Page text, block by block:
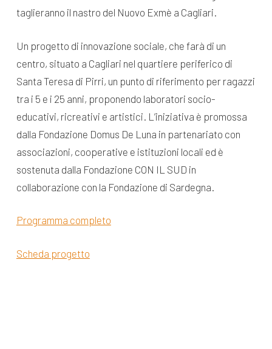
taglieranno il nastro del Nuovo Exmè a Cagliari.
Un progetto di innovazione sociale, che farà di un
centro, situato a Cagliari nel quartiere periferico di
Santa Teresa di Pirri, un punto di riferimento per ragazzi
tra i 5 e i 25 anni, proponendo laboratori socio-
educativi, ricreativi e artistici. L’iniziativa è promossa
dalla Fondazione Domus De Luna in partenariato con
associazioni, cooperative e istituzioni locali ed è
sostenuta dalla Fondazione CON IL SUD in
collaborazione con la Fondazione di Sardegna.
Programma completo
Scheda progetto